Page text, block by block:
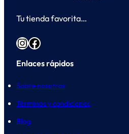
Tu tienda favorita…
InstagramFacebook
Enlaces rápidos
Sobre nosotros
Términos y condiciones
Blog